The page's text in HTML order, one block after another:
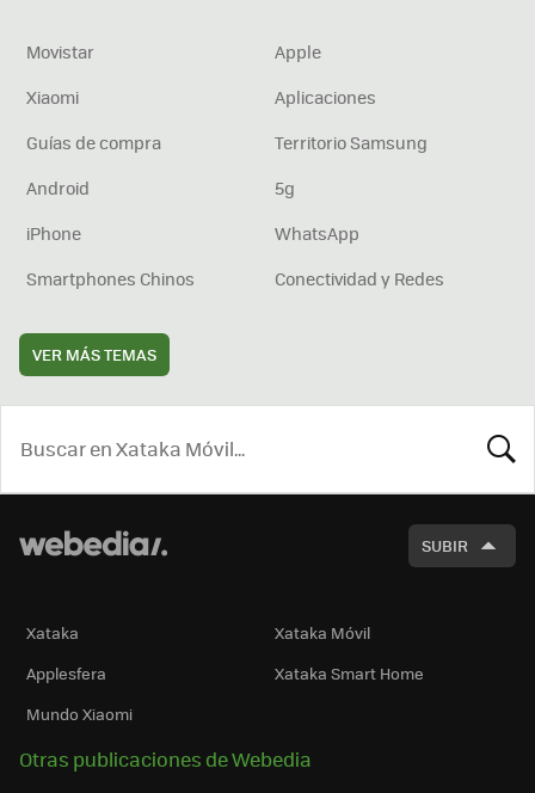
Movistar
Apple
Xiaomi
Aplicaciones
Guías de compra
Territorio Samsung
Android
5g
iPhone
WhatsApp
Smartphones Chinos
Conectividad y Redes
VER MÁS TEMAS
SUBIR
Xataka
Xataka Móvil
Applesfera
Xataka Smart Home
Mundo Xiaomi
Otras publicaciones de Webedia